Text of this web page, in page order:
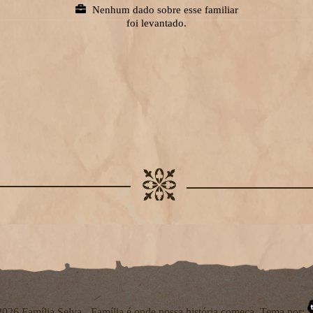
Nenhum dado sobre esse familiar
foi levantado.